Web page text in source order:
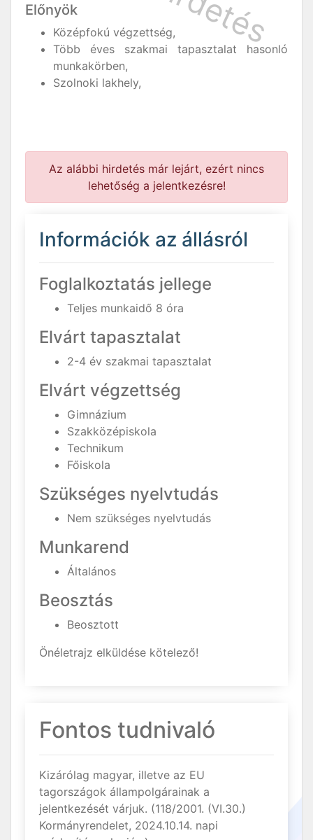
Előnyök
Középfokú végzettség,
Több éves szakmai tapasztalat hasonló
munkakörben,
Szolnoki lakhely,
Az alábbi hirdetés már lejárt, ezért nincs
lehetőség a jelentkezésre!
Információk az állásról
Foglalkoztatás jellege
Teljes munkaidő 8 óra
Elvárt tapasztalat
2-4 év szakmai tapasztalat
Elvárt végzettség
Gimnázium
Szakközépiskola
Technikum
Főiskola
Szükséges nyelvtudás
Nem szükséges nyelvtudás
Munkarend
Általános
Beosztás
Beosztott
Önéletrajz elküldése kötelező!
Fontos tudnivaló
Kizárólag magyar, illetve az EU
tagországok állampolgárainak a
jelentkezését várjuk. (118/2001. (VI.30.)
Kormányrendelet, 2024.10.14. napi